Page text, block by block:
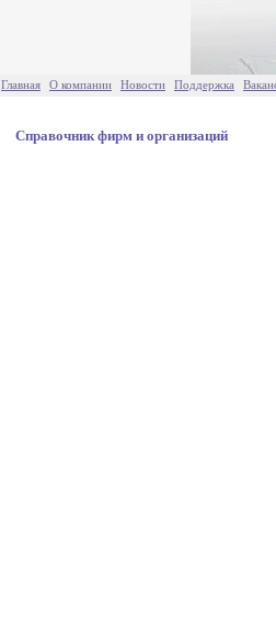
Главная О компании Новости Поддержка
Справочник фирм и организаций